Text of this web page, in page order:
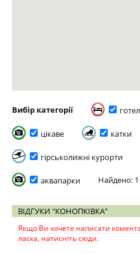
Вибір категорії
цікаве катки
гірськолижні курорти
аквапарки Найдено: 1
ВІДГУКИ "КОНОПКІВКА"
Якщо Ви хочете написати
ласка, натисніть сюди.